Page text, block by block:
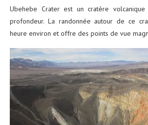
Ubehebe Crater est un cratère
profondeur. La randonnée autour de ce
heure environ et offre des points de vue